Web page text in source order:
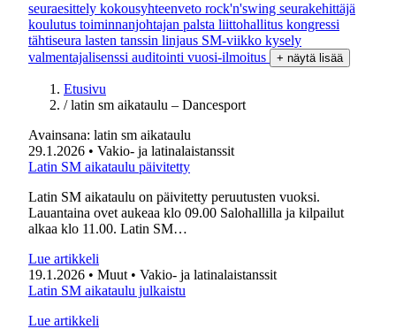
seuraesittely kokousyhteenveto rock'n'swing seurakehittäjä
koulutus toiminnanjohtajan palsta liittohallitus kongressi
tähtiseura lasten tanssin linjaus SM-viikko kysely
valmentajalisenssi auditointi vuosi-ilmoitus + näytä lisää
Etusivu
/ latin sm aikataulu – Dancesport
Avainsana: latin sm aikataulu
29.1.2026 • Vakio- ja latinalaistanssit
Latin SM aikataulu päivitetty
Latin SM aikataulu on päivitetty peruutusten vuoksi.
Lauantaina ovet aukeaa klo 09.00 Salohallilla ja kilpailut
alkaa klo 11.00. Latin SM…
Lue artikkeli
19.1.2026 • Muut • Vakio- ja latinalaistanssit
Latin SM aikataulu julkaistu
Lue artikkeli